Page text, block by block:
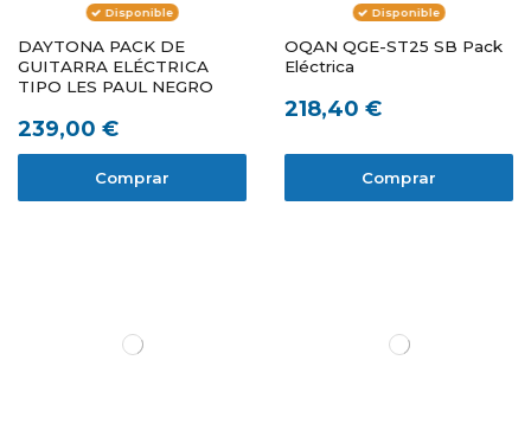
Disponible
DAYTONA PACK DE
GUITARRA ELÉCTRICA
TIPO LES PAUL NEGRO
239,00 €
Comprar
Disponible
OQAN QGE-ST25 SB Pack
Eléctrica
218,40 €
Comprar